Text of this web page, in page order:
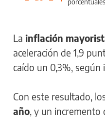
La inflación
aceleración de 1,9
caído un 0,3%, según
Con este resultado,
año, y un incremento